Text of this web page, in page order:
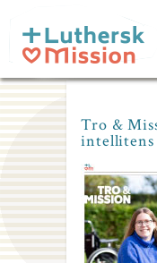
main
content
Tro &
intellitens